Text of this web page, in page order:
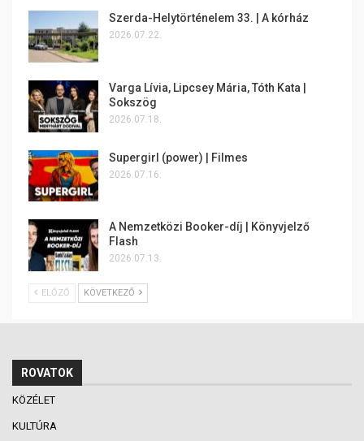
Szerda-Helytörténelem 33. | A kórház
2026.07.22.
Varga Lívia, Lipcsey Mária, Tóth Kata |
Sokszög
2026.07.18.
Supergirl (power) | Filmes
2026.07.16.
A Nemzetközi Booker-díj | Könyvjelző
Flash
2026.07.13.
ELŐZŐ KÖVETKEZŐ
ROVATOK
KÖZÉLET
KULTÚRA